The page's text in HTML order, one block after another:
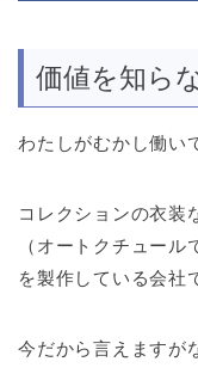
価値を知ら
わたしがむかし働い
コレクションの衣装
（オートクチュール
を製作している会社
今だから言えますが